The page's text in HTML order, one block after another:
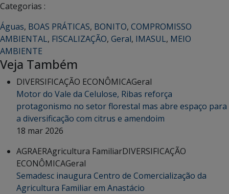
Categorias :
Águas, BOAS PRÁTICAS, BONITO, COMPROMISSO
AMBIENTAL, FISCALIZAÇÃO, Geral, IMASUL, MEIO
AMBIENTE
Veja Também
DIVERSIFICAÇÃO ECONÔMICAGeral
Motor do Vale da Celulose, Ribas reforça
protagonismo no setor florestal mas abre espaço para
a diversificação com citrus e amendoim
18 mar 2026
AGRAERAgricultura FamiliarDIVERSIFICAÇÃO
ECONÔMICAGeral
Semadesc inaugura Centro de Comercialização da
Agricultura Familiar em Anastácio